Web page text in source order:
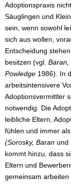
Adoptionspraxis
Säuglingen und
sein, wenn sowohl
sich aus wollen,
Entscheidung
besitzen (vgl. Baran,
Powledge 1986). In
arbeitsintensivere
Adoptionsvermittler
notwendig. Die
leibliche Eltern,
fühlen und immer
(Sorosky, Baran und
kommt hinzu, dass
Eltern und
gemeinsam arbeiten